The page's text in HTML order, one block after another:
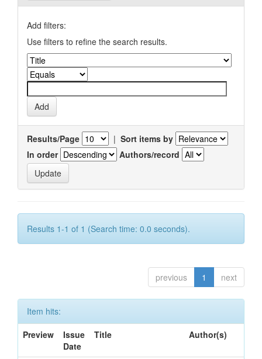
Add filters:
Use filters to refine the search results.
Results/Page | Sort items by
In order
Authors/record
Results 1-1 of 1 (Search time: 0.0 seconds).
previous 1 next
Item hits:
Preview
Issue
Date
Title Author(s)